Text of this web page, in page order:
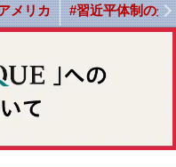
メリカ #習近平体制の光